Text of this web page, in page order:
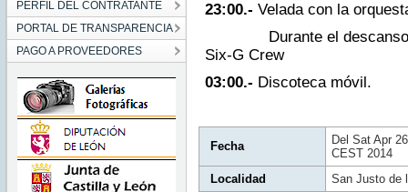
PERFIL DEL CONTRATANTE
PORTAL DE TRANSPARENCIA
PAGO A PROVEEDORES
23:00.- Velada con la
Durante el descanso,
Six-G Crew
03:00.- Discoteca móvil.
Fecha
Del Sat Apr
CEST 2014
Localidad
San Justo de